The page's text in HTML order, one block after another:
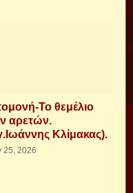
Το θεμέλιο
αρετών.
Κλίμακας).
25, 2026